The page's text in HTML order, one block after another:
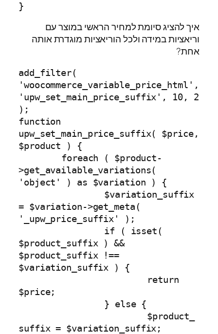
}
איך להציג סיומת למחיר הראשי במוצר עם
וריאציות במידה ולכל הוריאציות מוגדרת אותה
אחת?
add_filter(
'woocommerce_variable_price_html',
'upw_set_main_price_suffix', 10, 2
);
function
upw_set_main_price_suffix( $price,
$product ) {
>get_available_variations(
'object' ) as $variation ) {
= $variation->get_meta(
'_upw_price_suffix' );
$product_suffix ) &&
$product_suffix !==
$variation_suffix ) {
$price;
suffix = $variation_suffix;